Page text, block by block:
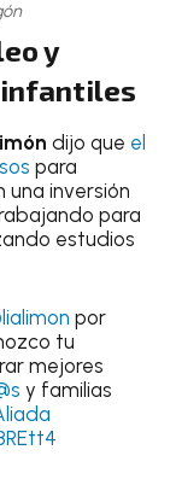
y
dijo que el
para
una inversión
para
estudios
por
tu
mejores
y familias